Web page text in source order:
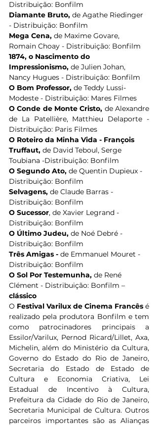
Distribuição: Bonfilm
Diamante Bruto, de Agathe Riedinger
- Distribuição: Bonfilm
Mega Cena, de Maxime Govare,
Romain Choay - Distribuição: Bonfilm
1874, o Nascimento do
Impressionismo, de Julien Johan,
Nancy Hugues - Distribuição: Bonfilm
O Bom Professor, de Teddy Lussi-
Modeste - Distribuição: Mares Filmes
O Conde de Monte Cristo, de Alexandre
de La Patellière, Matthieu Delaporte -
Distribuição: Paris Filmes
O Roteiro da Minha Vida - François
Truffaut, de David Teboul, Serge
Toubiana -Distribuição: Bonfilm
O Segundo Ato, de Quentin Dupieux -
Distribuição: Bonfilm
Selvagens, de Claude Barras -
Distribuição: Bonfilm
O Sucessor, de Xavier Legrand -
Distribuição: Bonfilm
O Último Judeu, de Noé Debré -
Distribuição: Bonfilm
Três Amigas - de Emmanuel Mouret -
Distribuição: Bonfilm
O Sol Por Testemunha, de René
Clément - Distribuição: Bonfilm –
clássico
O Festival Varilux de Cinema Francês é
realizado pela produtora Bonfilm e tem
como patrocinadores principais a
Essilor/Varilux, Pernod Ricard/Lillet, Axa,
Michelin, além do Ministério da Cultura,
Governo do Estado do Rio de Janeiro,
Secretaria do Estado de Estado de
Cultura e Economia Criativa, Lei
Estadual de Incentivo à Cultura,
Prefeitura da Cidade do Rio de Janeiro,
Secretaria Municipal de Cultura. Outros
parceiros importantes são as Alianças